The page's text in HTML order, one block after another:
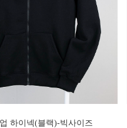
하이넥(블랙)-빅사이즈